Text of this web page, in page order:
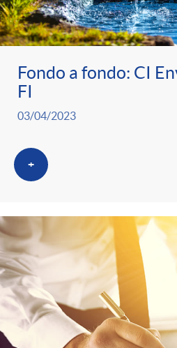
Fondo a fondo: CI
FI
03/04/2023
+